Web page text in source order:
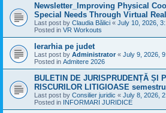
Newsletter_Improving Physical
Special Needs Through Virtual
Last post by Claudia Bălici « July 10, 2026,
Posted in VR Workouts
Ierarhia pe judet
Last post by Administrator « July 9, 2026,
Posted in Admitere 2026
BULETIN DE JURISPRUDENȚĂ ȘI
RISCURILOR LITIGIOASE
Last post by Consilier juridic « July 8, 2026,
Posted in INFORMARI JURIDICE